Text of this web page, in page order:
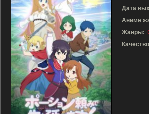
Дата
Аниме
Жанры: